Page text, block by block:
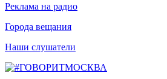
Реклама на радио
Города вещания
Наши слушатели